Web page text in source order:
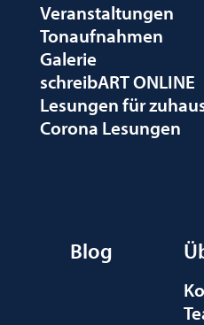
Veranstaltungen
Tonaufnahmen
Galerie
schreibART ONLINE
Lesungen für
Corona Lesungen
Blog